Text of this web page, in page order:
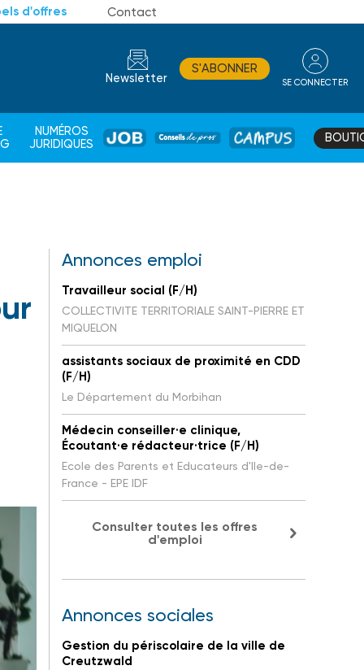
d'offres Contact
Newsletter
S'ABONNER
SE CONNECTER
NUMÉROS
JURIDIQUES
JOB
DE
CAMPUS
Annonces emploi
Travailleur social (F/H)
COLLECTIVITE TERRITORIALE SAINT-PIERRE ET
MIQUELON
assistants sociaux de proximité en CDD
(F/H)
Le Département du Morbihan
Médecin conseiller·e clinique,
Écoutant·e rédacteur·trice (F/H)
Ecole des Parents et Educateurs d'Ile-de-
France - EPE IDF
Consulter toutes les offres
d'emploi
Annonces sociales
Gestion du périscolaire de la ville de
Creutzwald